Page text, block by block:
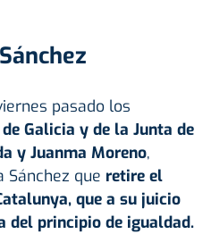
pasado los
Galicia y de la Junta de
y Juanma Moreno,
Sánchez que retire el
que a su juicio
del principio de igualdad.